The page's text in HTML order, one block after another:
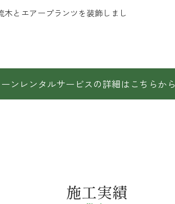
とエアープランツを装飾しまし
ンレンタルサービスの詳細はこちらから
施工実績